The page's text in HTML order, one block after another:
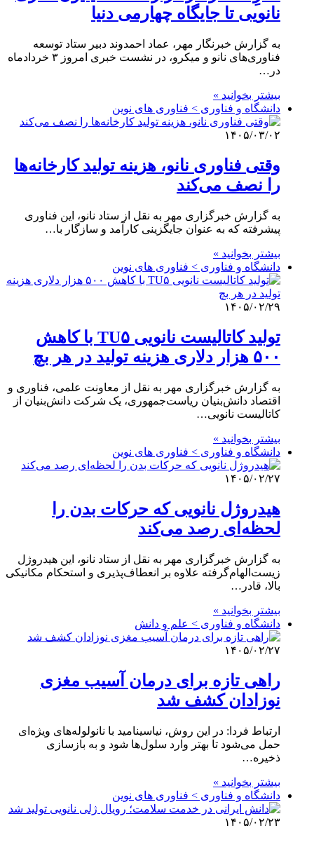
نانویی تا جایگاه چهارمی دنیا
به گزارش خبرنگار مهر، عماد احمدوند دبیر ستاد توسعه
فناوری‌های نانو و میکرو، در نشست خبری امروز ۳ خردادماه
در…
بیشتر بخوانید »
دانشگاه و فناوری > فناوری های نوین
۱۴۰۵/۰۳/۰۲
وقتی فناوری نانو، هزینه‌ تولید کارخانه‌ها
را نصف می‌کند
به گزارش خبرگزاری مهر به نقل از ستاد نانو، این فناوری
پیشرفته که به عنوان جایگزینی کارآمد و سازگار با…
بیشتر بخوانید »
دانشگاه و فناوری > فناوری های نوین
۱۴۰۵/۰۲/۲۹
تولید کاتالیست نانویی TU۵ با کاهش
۵۰۰ هزار دلاری هزینه تولید در هر بچ
به گزارش خبرگزاری مهر به نقل از معاونت علمی، فناوری و
اقتصاد دانش‌بنیان ریاست‌جمهوری، یک شرکت دانش‌بنیان از
کاتالیست نانویی…
بیشتر بخوانید »
دانشگاه و فناوری > فناوری های نوین
۱۴۰۵/۰۲/۲۷
هیدروژل نانویی که حرکات بدن را
لحظه‌ای رصد می‌کند
به گزارش خبرگزاری مهر به نقل از ستاد نانو، این هیدروژل
زیست‌الهام‌گرفته علاوه بر انعطاف‌پذیری و استحکام مکانیکی
بالا، قادر…
بیشتر بخوانید »
دانشگاه و فناوری > علم و دانش
۱۴۰۵/۰۲/۲۷
راهی تازه برای درمان آسیب مغزی
نوزادان کشف شد
ارتباط فردا: در این روش، نیاسینامید با نانولوله‌های ویژه‌ای
حمل می‌شود تا بهتر وارد سلول‌ها شود و به بازسازی
ذخیره…
بیشتر بخوانید »
دانشگاه و فناوری > فناوری های نوین
۱۴۰۵/۰۲/۲۳